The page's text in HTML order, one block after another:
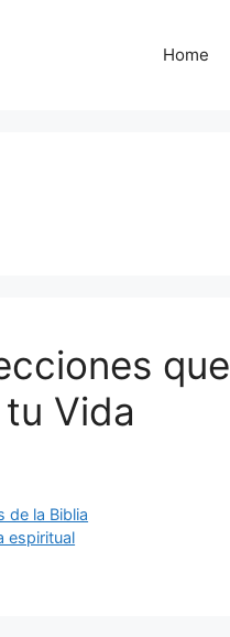
Home
que
Vida
de la Biblia
espiritual